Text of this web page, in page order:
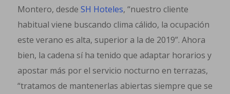
Montero, desde SH Hoteles, “nuestro cliente
habitual viene buscando clima cálido, la ocupación
este verano es alta, superior a la de 2019”. Ahora
bien, la cadena sí ha tenido que adaptar horarios y
apostar más por el servicio nocturno en terrazas,
“tratamos de mantenerlas abiertas siempre que se